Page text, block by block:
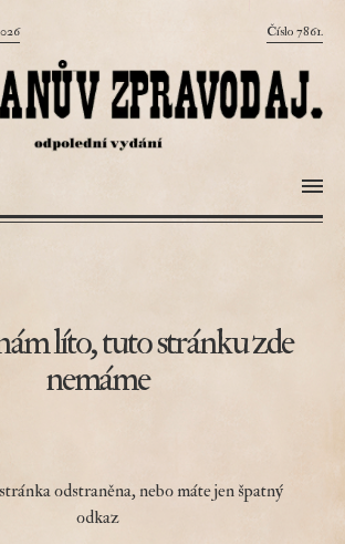
Číslo 7861.
líto, tuto stránku zde
nemáme
odstraněna, nebo máte jen špatný
odkaz